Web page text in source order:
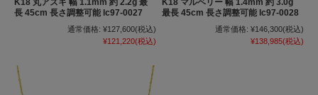
長 45cm 長さ調整可能 lc97-0027
通常価格: ¥127,600(税込)
¥121,220(税込)
最長 45cm 長さ調整可能 lc97-0028
通常価格: ¥146,300(税込)
¥138,985(税込)